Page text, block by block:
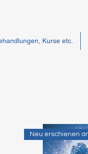
Kurse etc.